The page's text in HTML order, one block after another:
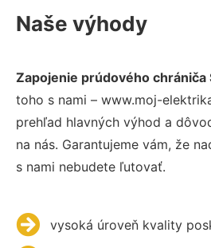
Naše výhody
Zapojenie prúdového chrániča
toho s nami – www.moj-
prehľad hlavných výhod a
na nás. Garantujeme vám, že
s nami nebudete ľutovať.
vysoká úroveň kvality